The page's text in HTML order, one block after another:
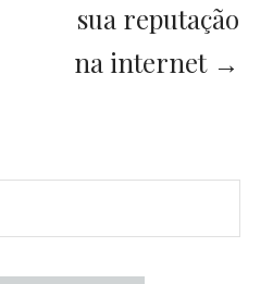
sua reputação
na internet →